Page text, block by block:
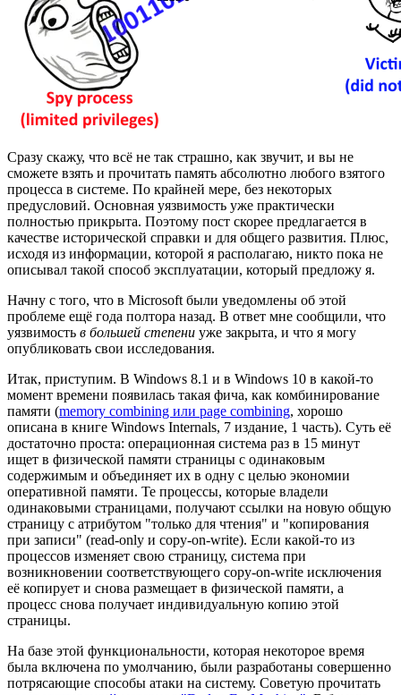
Сразу скажу, что всё не так страшно, как звучит, и вы не
сможете взять и прочитать память абсолютно любого взятого
процесса в системе. По крайней мере, без некоторых
предусловий. Основная уязвимость уже практически
полностью прикрыта. Поэтому пост скорее предлагается в
качестве исторической справки и для общего развития. Плюс,
исходя из информации, которой я располагаю, никто пока не
описывал такой способ эксплуатации, который предложу я.
Начну с того, что в Microsoft были уведомлены об этой
проблеме ещё года полтора назад. В ответ мне сообщили, что
уязвимость в большей степени уже закрыта, и что я могу
опубликовать свои исследования.
Итак, приступим. В Windows 8.1 и в Windows 10 в какой-то
момент времени появилась такая фича, как комбинирование
памяти (memory combining или page combining, хорошо
описана в книге Windows Internals, 7 издание, 1 часть). Суть её
достаточно проста: операционная система раз в 15 минут
ищет в физической памяти страницы с одинаковым
содержимым и объединяет их в одну с целью экономии
оперативной памяти. Те процессы, которые владели
одинаковыми страницами, получают ссылки на новую общую
страницу с атрибутом "только для чтения" и "копирования
при записи" (read-only и copy-on-write). Если какой-то из
процессов изменяет свою страницу, система при
возникновении соответствующего copy-on-write исключения
её копирует и снова размещает в физической памяти, а
процесс снова получает индивидуальную копию этой
страницы.
На базе этой функциональности, которая некоторое время
была включена по умолчанию, были разработаны совершенно
потрясающие способы атаки на систему. Советую прочитать